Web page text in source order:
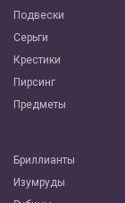
Подвески
Серьги
Крестики
Пирсинг
Предметы
Бриллианты
Изумруды